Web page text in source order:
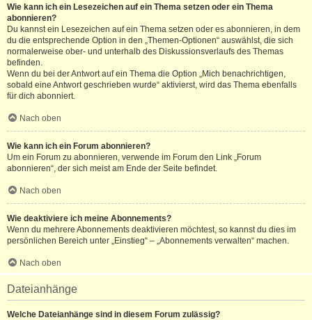
Wie kann ich ein Lesezeichen auf ein Thema setzen oder ein Thema
abonnieren?
Du kannst ein Lesezeichen auf ein Thema setzen oder es abonnieren, in dem
du die entsprechende Option in den „Themen-Optionen“ auswählst, die sich
normalerweise ober- und unterhalb des Diskussionsverlaufs des Themas
befinden.
Wenn du bei der Antwort auf ein Thema die Option „Mich benachrichtigen,
sobald eine Antwort geschrieben wurde“ aktivierst, wird das Thema ebenfalls
für dich abonniert.
Nach oben
Wie kann ich ein Forum abonnieren?
Um ein Forum zu abonnieren, verwende im Forum den Link „Forum
abonnieren“, der sich meist am Ende der Seite befindet.
Nach oben
Wie deaktiviere ich meine Abonnements?
Wenn du mehrere Abonnements deaktivieren möchtest, so kannst du dies im
persönlichen Bereich unter „Einstieg“ – „Abonnements verwalten“ machen.
Nach oben
Dateianhänge
Welche Dateianhänge sind in diesem Forum zulässig?